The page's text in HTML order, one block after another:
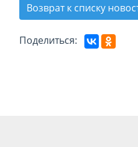
Возврат к списку
Поделиться: